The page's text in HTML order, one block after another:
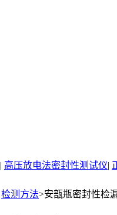
| 高压放电法密封性测试仪|
检测方法>安瓿瓶密封性检